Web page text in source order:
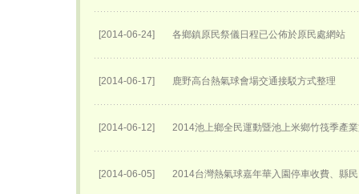
[2014-06-24] 各鄉鎮原民祭儀日程已公佈於原民處網站
[2014-06-17] 鹿野高台熱氣球會場交通接駁方式整理
[2014-06-12] 2014池上鄉全民運動暨池上米鄉竹筏季產
[2014-06-05] 2014台灣熱氣球嘉年華入園停車收費、縣